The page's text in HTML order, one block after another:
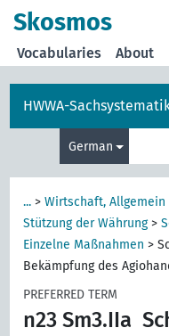
Skosmos
Vocabularies About
HWWA-
German
... >Wirtschaft, Allgemein
Stützung der Währung>
Einzelne Maßnahmen >
Bekämpfung des
PREFERRED TERM
n23 Sm3.IIa